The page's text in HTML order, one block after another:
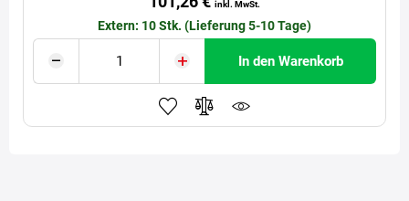
inkl. MwSt.
Extern: 10 Stk. (Lieferung 5-10 Tage)
In den Warenkorb